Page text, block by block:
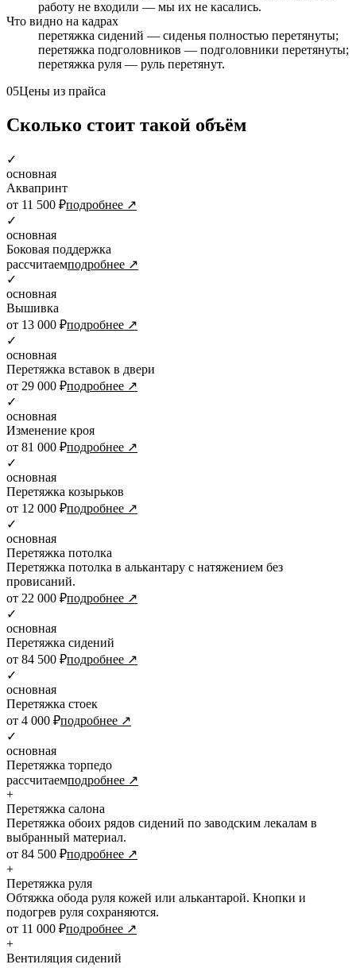
работу не входили — мы их не касались.
Что видно на кадрах
перетяжка сидений — сиденья полностью перетянуты;
перетяжка подголовников — подголовники перетянуты;
перетяжка руля — руль перетянут.
05Цены из прайса
Сколько стоит такой объём
✓
основная
Аквапринт
от 11 500 ₽подробнее ↗
✓
основная
Боковая поддержка
рассчитаемподробнее ↗
✓
основная
Вышивка
от 13 000 ₽подробнее ↗
✓
основная
Перетяжка вставок в двери
от 29 000 ₽подробнее ↗
✓
основная
Изменение кроя
от 81 000 ₽подробнее ↗
✓
основная
Перетяжка козырьков
от 12 000 ₽подробнее ↗
✓
основная
Перетяжка потолка
Перетяжка потолка в алькантару с натяжением без
провисаний.
от 22 000 ₽подробнее ↗
✓
основная
Перетяжка сидений
от 84 500 ₽подробнее ↗
✓
основная
Перетяжка стоек
от 4 000 ₽подробнее ↗
✓
основная
Перетяжка торпедо
рассчитаемподробнее ↗
+
Перетяжка салона
Перетяжка обоих рядов сидений по заводским лекалам в
выбранный материал.
от 84 500 ₽подробнее ↗
+
Перетяжка руля
Обтяжка обода руля кожей или алькантарой. Кнопки и
подогрев руля сохраняются.
от 11 000 ₽подробнее ↗
+
Вентиляция сидений